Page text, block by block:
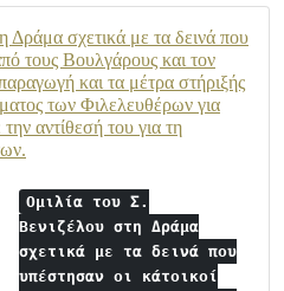
Δράμα σχετικά με τα δεινά που
τους Βουλγάρους και τον
και τα μέτρα στήριξής
των Φιλελευθέρων για
αντίθεσή του για τη
Ομιλία του Σ.
Βενιζέλου στη Δράμα
σχετικά με τα δεινά που
υπέστησαν οι κάτοικοί